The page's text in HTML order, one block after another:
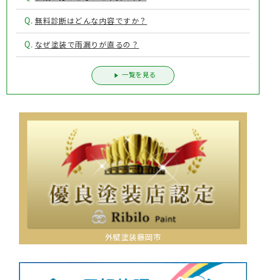
Q. 無料診断はどんな内容ですか？
Q. なぜ塗装で雨漏りが直るの？
一覧を見る
外壁塗装藤岡市